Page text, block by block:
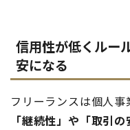
信用性が低くルー
安になる
フリーランスは個人
「継続性」や「取引